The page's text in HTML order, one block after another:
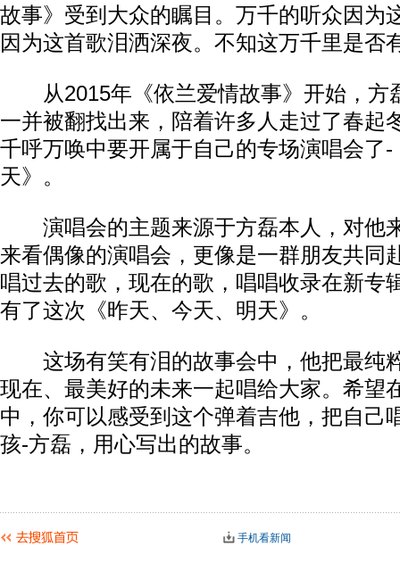
故事》受到大众的瞩目。万千的听众因为
因为这首歌泪洒深夜。不知这万千里是否
从2015年《依兰爱情故事》开始，方
一并被翻找出来，陪着许多人走过了春起
千呼万唤中要开属于自己的专场演唱会了
天》。
演唱会的主题来源于方磊本人，对他
来看偶像的演唱会，更像是一群朋友共同
唱过去的歌，现在的歌，唱唱收录在新专
有了这次《昨天、今天、明天》。
这场有笑有泪的故事会中，他把最纯
现在、最美好的未来一起唱给大家。希望
中，你可以感受到这个弹着吉他，把自己
孩-方磊，用心写出的故事。
手机看新闻